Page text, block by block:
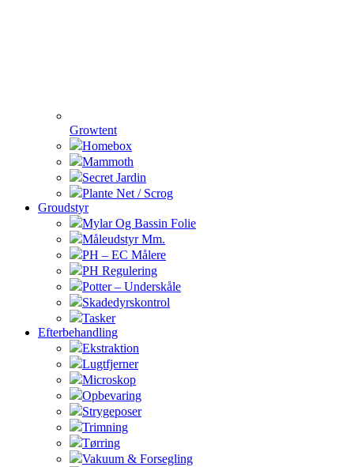
Growtent
Homebox
Mammoth
Secret Jardin
Plante Net / Scrog
Groudstyr
Mylar Og Bassin Folie
Måleudstyr Mm.
PH – EC Målere
PH Regulering
Potter – Underskåle
Skadedyrskontrol
Tasker
Efterbehandling
Ekstraktion
Lugtfjerner
Microskop
Opbevaring
Strygeposer
Trimning
Tørring
Vakuum & Forsegling